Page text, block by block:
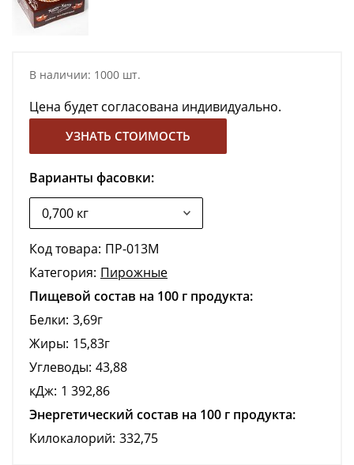
В наличии: 1000 шт.
Цена будет согласована индивидуально.
УЗНАТЬ СТОИМОСТЬ
Варианты фасовки:
Код товара: ПР-013М
Категория: Пирожные
Пищевой состав на 100 г продукта:
Белки: 3,69г
Жиры: 15,83г
Углеводы: 43,88
кДж: 1 392,86
Энергетический состав на 100 г продукта:
Килокалорий: 332,75